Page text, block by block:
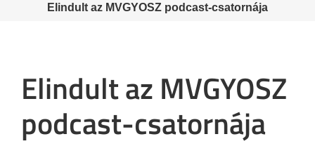
Elindult az MVGYOSZ podcast-csatornája
Elindult az MVGYOSZ
podcast-csatornája